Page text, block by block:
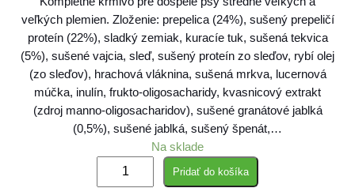
veľkých plemien. Zloženie: prepelica (24%), sušený prepeličí
proteín (22%), sladký zemiak, kuracíe tuk, sušená tekvica
(5%), sušené vajcia, sleď, sušený proteín zo sleďov, rybí olej
(zo sleďov), hrachová vláknina, sušená mrkva, lucernová
múčka, inulín, frukto-oligosacharidy, kvasnicový extrakt
(zdroj manno-oligosacharidov), sušené granátové jablká
(0,5%), sušené jablká, sušený špenát,…
Na sklade
Pridať do košíka